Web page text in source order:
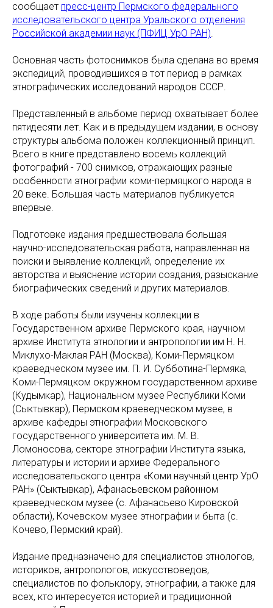
сообщает пресс-центр Пермского федерального
исследовательского центра Уральского отделения
Российской академии наук (ПФИЦ УрО РАН).
Основная часть фотоснимков была сделана во время
экспедиций, проводившихся в тот период в рамках
этнографических исследований народов СССР.
Представленный в альбоме период охватывает более
пятидесяти лет. Как и в предыдущем издании, в основу
структуры альбома положен коллекционный принцип.
Всего в книге представлено восемь коллекций
фотографий - 700 снимков, отражающих разные
особенности этнографии коми-пермяцкого народа в
20 веке. Большая часть материалов публикуется
впервые.
Подготовке издания предшествовала большая
научно-исследовательская работа, направленная на
поиски и выявление коллекций, определение их
авторства и выяснение истории создания, разыскание
биографических сведений и других материалов.
В ходе работы были изучены коллекции в
Государственном архиве Пермского края, научном
архиве Института этнологии и антропологии им Н. Н.
Миклухо-Маклая РАН (Москва), Коми-Пермяцком
краеведческом музее им. П. И. Субботина-Пермяка,
Коми-Пермяцком окружном государственном архиве
(Кудымкар), Национальном музее Республики Коми
(Сыктывкар), Пермском краеведческом музее, в
архиве кафедры этнографии Московского
государственного университета им. М. В.
Ломоносова, секторе этнографии Института языка,
литературы и истории и архиве Федерального
исследовательского центра «Коми научный центр УрО
РАН» (Сыктывкар), Афанасьевском районном
краеведческом музее (с. Афанасьево Кировской
области), Кочевском музее этнографии и быта (с.
Кочево, Пермский край).
Издание предназначено для специалистов этнологов,
историков, антропологов, искусствоведов,
специалистов по фольклору, этнографии, а также для
всех, кто интересуется историей и традиционной